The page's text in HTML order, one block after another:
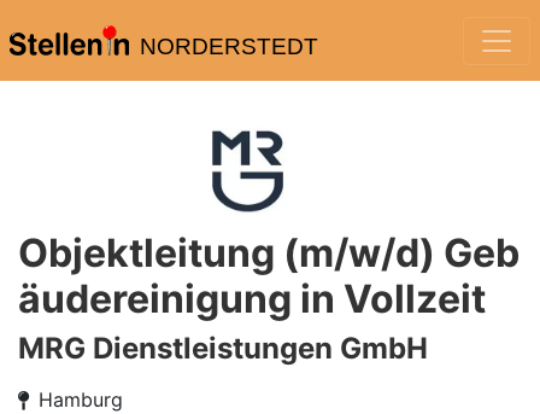
NORDERSTEDT
Objektleitung (m/w/d) Geb
äudereinigung in Vollzeit
MRG Dienstleistungen GmbH
Hamburg